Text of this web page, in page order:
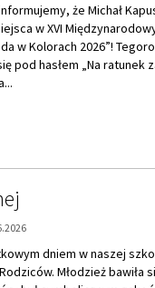
że Michał
w XVI
w Kolorach 2026”!
pod hasłem „Na ratunek
dniem w naszej
Młodzież bawiła